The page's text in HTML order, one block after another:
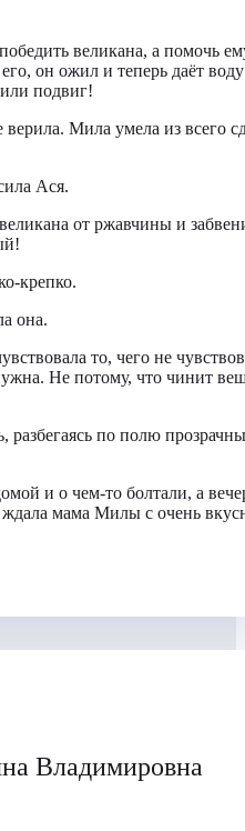
великана, а помочь
он ожил и теперь даёт воду
подвиг!
Мила умела из всего
Ася.
от ржавчины и
крепко.
она.
то, чего не
Не потому, что чинит
разбегаясь по полю
и о чем-то болтали, а
ждала мама Милы с очень
Владимировна